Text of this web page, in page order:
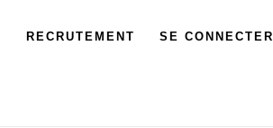
RECRUTEMENT SE CONNECTER